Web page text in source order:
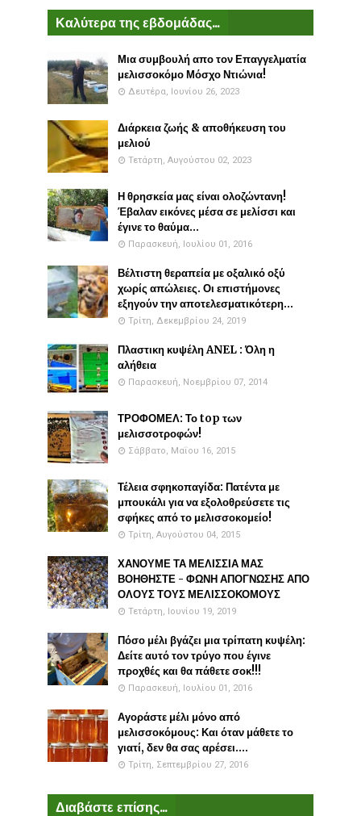
Καλύτερα της εβδομάδας...
Μια συμβουλή απο τον Επαγγελματία
μελισσοκόμο Μόσχο Ντιώνια!
Δευτέρα, Ιουνίου 26, 2023
Διάρκεια ζωής & αποθήκευση του
μελιού
Τετάρτη, Αυγούστου 02, 2023
Η θρησκεία μας είναι ολοζώντανη!
Έβαλαν εικόνες μέσα σε μελίσσι και
έγινε το θαύμα...
Παρασκευή, Ιουλίου 01, 2016
Βέλτιστη θεραπεία με οξαλικό οξύ
χωρίς απώλειες. Οι επιστήμονες
εξηγούν την αποτελεσματικότερη...
Τρίτη, Δεκεμβρίου 24, 2019
Πλαστικη κυψέλη ANEL : Όλη η
αλήθεια
Παρασκευή, Νοεμβρίου 07, 2014
ΤΡΟΦΟΜΕΛ: Το top των
μελισσοτροφών!
Σάββατο, Μαΐου 16, 2015
Τέλεια σφηκοπαγίδα: Πατέντα με
μπουκάλι για να εξολοθρεύσετε τις
σφήκες από το μελισσοκομείο!
Τρίτη, Αυγούστου 04, 2015
ΧΑΝΟΥΜΕ ΤΑ ΜΕΛΙΣΣΙΑ ΜΑΣ
ΒΟΗΘΗΣΤΕ - ΦΩΝΗ ΑΠΟΓΝΩΣΗΣ ΑΠΟ
ΟΛΟΥΣ ΤΟΥΣ ΜΕΛΙΣΣΟΚΟΜΟΥΣ
Τετάρτη, Ιουνίου 19, 2019
Πόσο μέλι βγάζει μια τρίπατη κυψέλη:
Δείτε αυτό τον τρύγο που έγινε
προχθές και θα πάθετε σοκ!!!
Παρασκευή, Ιουλίου 01, 2016
Αγοράστε μέλι μόνο από
μελισσοκόμους: Και όταν μάθετε το
γιατί, δεν θα σας αρέσει....
Τρίτη, Σεπτεμβρίου 27, 2016
Διαβάστε επίσης...